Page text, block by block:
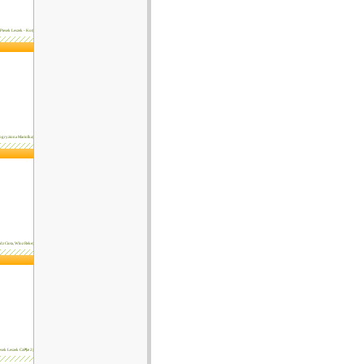
|Piesek Leszek - Kot|
Mariolka|
Ciota, Wloz Reke|
Leszek Czê¶æ 2|